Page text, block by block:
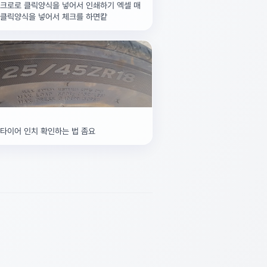
로로 클릭양식을 넣어서 인쇄하기 엑셀 매
릭양식을 넣어서 체크를 하면캍
이어 인치 확인하는 법 좀요